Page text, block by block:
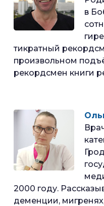
в
тикратный
произвольном
рекордсмен книги
2000 году.
деменции,